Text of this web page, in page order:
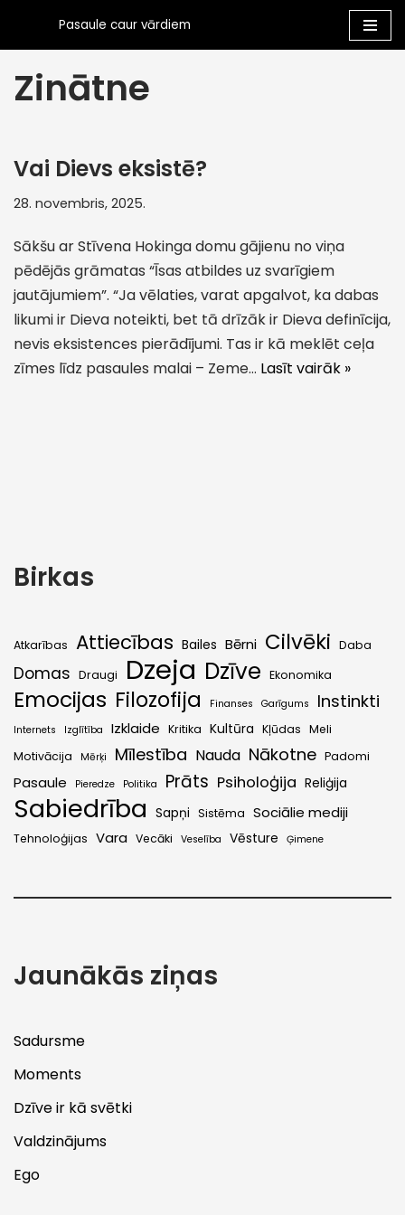
Skip
to
content
Pasaule caur vārdiem
Zinātne
Vai Dievs eksistē?
28. novembris, 2025.
Sākšu ar Stīvena Hokinga domu gājienu no viņa
pēdējās grāmatas “Īsas atbildes uz svarīgiem
jautājumiem”. “Ja vēlaties, varat apgalvot, ka dabas
likumi ir Dieva noteikti, bet tā drīzāk ir Dieva definīcija,
nevis eksistences pierādījumi. Tas ir kā meklēt ceļa
zīmes līdz pasaules malai – Zeme… Lasīt vairāk »
Birkas
Atkarības Attiecības Bailes Bērni Cilvēki Daba
Domas Draugi Dzeja Dzīve Ekonomika
Emocijas Filozofija Finanses Garīgums Instinkti
Internets Izglītība Izklaide Kritika Kultūra Kļūdas Meli
Motivācija
Mērķi Mīlestība Nauda Nākotne Padomi
Pasaule Pieredze Politika Prāts Psiholoģija Reliģija
Sabiedrība Sapņi Sistēma Sociālie mediji
Tehnoloģijas Vara Vecāki Veselība Vēsture Ģimene
Jaunākās ziņas
Sadursme
Moments
Dzīve ir kā svētki
Valdzinājums
Ego